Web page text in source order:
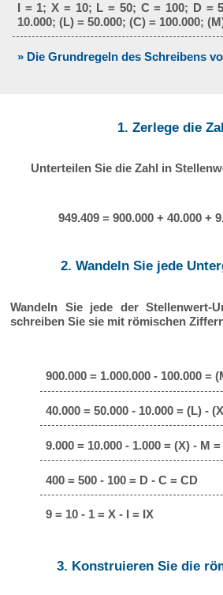
I = 1; X = 10; L = 50; C = 100; D =
10.000; (L) = 50.000; (C) = 100.000;
» Die Grundregeln des Schreibens
1. Zerlege die
Unterteilen Sie die Zahl in
949.409 = 900.000 + 40.000 +
2. Wandeln Sie jede
Wandeln Sie jede der Stellenwert-
schreiben Sie sie mit römischen
900.000 = 1.000.000 - 100.000 =
40.000 = 50.000 - 10.000 = (L) -
9.000 = 10.000 - 1.000 = (X) - M
400 = 500 - 100 = D - C = CD
9 = 10 - 1 = X - I = IX
3. Konstruieren Sie die